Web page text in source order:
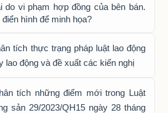
do vi phạm hợp đồng của bên bán.
hình để minh họa?
tích thực trạng pháp luật lao động
lao động và đề xuất các kiến nghị
tích những điểm mới trong Luật
sản 29/2023/QH15 ngày 28 tháng